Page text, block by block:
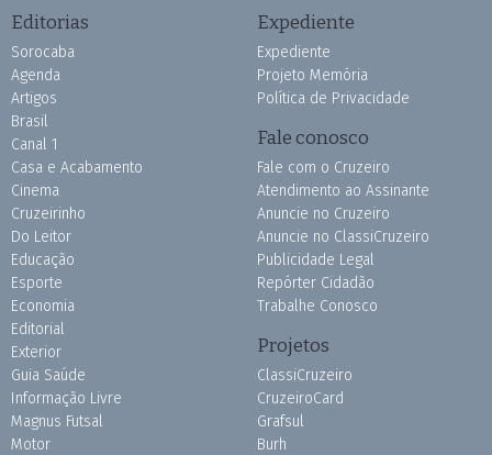
Editorias
Sorocaba
Agenda
Artigos
Brasil
Canal 1
Casa e Acabamento
Cinema
Cruzeirinho
Do Leitor
Educação
Esporte
Economia
Editorial
Exterior
Guia Saúde
Informação Livre
Magnus Futsal
Motor
Expediente
Expediente
Projeto Memória
Política de Privacidade
Fale conosco
Fale com o Cruzeiro
Atendimento ao Assinante
Anuncie no Cruzeiro
Anuncie no ClassiCruzeiro
Publicidade Legal
Repórter Cidadão
Trabalhe Conosco
Projetos
ClassiCruzeiro
CruzeiroCard
Grafsul
Burh